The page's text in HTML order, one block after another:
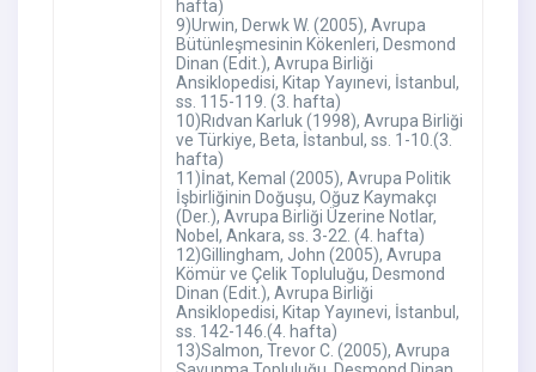
hafta)
9)Urwin, Derwk W. (2005), Avrupa
Bütünleşmesinin Kökenleri, Desmond
Dinan (Edit.), Avrupa Birliği
Ansiklopedisi, Kitap Yayınevi, İstanbul,
ss. 115-119. (3. hafta)
10)Rıdvan Karluk (1998), Avrupa Birliği
ve Türkiye, Beta, İstanbul, ss. 1-10.(3.
hafta)
11)İnat, Kemal (2005), Avrupa Politik
İşbirliğinin Doğuşu, Oğuz Kaymakçı
(Der.), Avrupa Birliği Üzerine Notlar,
Nobel, Ankara, ss. 3-22. (4. hafta)
12)Gillingham, John (2005), Avrupa
Kömür ve Çelik Topluluğu, Desmond
Dinan (Edit.), Avrupa Birliği
Ansiklopedisi, Kitap Yayınevi, İstanbul,
ss. 142-146.(4. hafta)
13)Salmon, Trevor C. (2005), Avrupa